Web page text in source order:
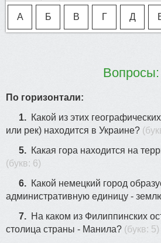
А Б В Г Д
Вопросы:
По горизонтали:
1. Какой из этих
или рек) находится в Украине?
5. Какая гора находится на
(букв: 6)
6. Какой немецкий город
административную единицу -
7. На каком из Филиппинских
столица страны - Манила? (букв: 5)